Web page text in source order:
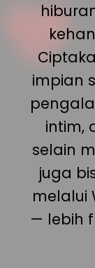
impian
intim,
selain
juga
melalui
— lebih